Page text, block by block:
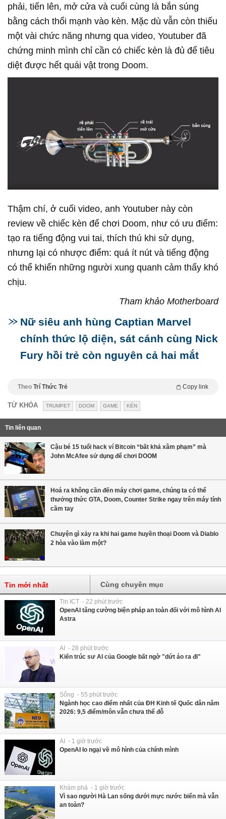
phải, tiến lên, mở cửa và cuối cùng là bắn súng
bằng cách thổi mạnh vào kèn. Mặc dù vẫn còn thiếu
một vài chức năng nhưng qua video, Youtuber đã
chứng minh mình chỉ cần có chiếc kèn là đủ để tiêu
diệt được hết quái vật trong Doom.
Thậm chí, ở cuối video, anh Youtuber này còn
review về chiếc kèn để chơi Doom, như có ưu điểm:
tạo ra tiếng động vui tai, thích thú khi sử dụng,
nhưng lại có nhược điểm: quá ít nút và tiếng động
có thể khiến những người xung quanh cảm thấy khó
chịu.
Tham khảo Motherboard
Nữ siêu anh hùng Captian Marvel
chính thức lộ diện, sát cánh cùng Nick
Fury hồi trẻ còn nguyên cả hai mắt
Theo Trí Thức Trẻ Copy link
TỪ KHÓA TRUMPET DOOM GAME KÉN
Tin liên quan
Cậu bé 15 tuổi hack ví Bitcoin “bất khả xâm phạm” mà
John McAfee sử dụng để chơi DOOM
Hoá ra không cần đến máy chơi game, chúng ta có thể
thưởng thức GTA, Doom, Counter Strike ngay trên máy tính
cầm tay
Chuyện gì xảy ra khi hai game huyền thoại Doom và Diablo
2 hòa vào làm một?
Tin mới nhất Cùng chuyên mục
Tin ICT - 22 phút trước
OpenAI tăng cường biện pháp an toàn đối với mô hình AI
Astra
AI - 28 phút trước
Kiến trúc sư AI của Google bất ngờ "dứt áo ra đi"
Sống - 55 phút trước
Ngành học cao điểm nhất của ĐH Kinh tế Quốc dân năm
2026: 9,5 điểm/môn vẫn chưa thể đỗ
AI - 1 giờ trước
OpenAI lo ngại về mô hình của chính mình
Khám phá - 1 giờ trước
Vì sao người Hà Lan sống dưới mực nước biển mà vẫn
an toàn?